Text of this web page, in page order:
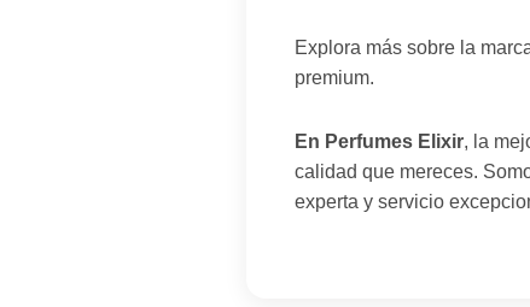
Explora más sobre la
premium.
En Perfumes Elixir, la
calidad que mereces.
experta y servicio